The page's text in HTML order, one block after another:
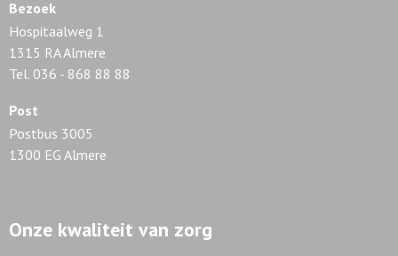
Bezoek
Hospitaalweg 1
1315 RA Almere
Tel. 036 - 868 88 88
Post
Postbus 3005
1300 EG Almere
Onze kwaliteit van zorg